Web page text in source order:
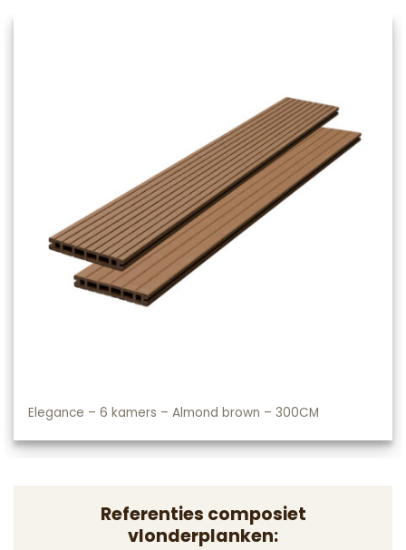
Elegance – 6 kamers – Almond brown – 300CM
Referenties composiet
vlonderplanken: